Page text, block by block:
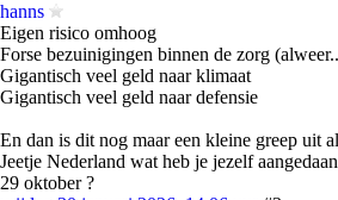
hanns
Eigen risico omhoog
Forse bezuinigingen binnen de zorg
Gigantisch veel geld naar klimaat
Gigantisch veel geld naar defensie
En dan is dit nog maar een kleine greep uit
Jeetje Nederland wat heb je jezelf
29 oktober ?